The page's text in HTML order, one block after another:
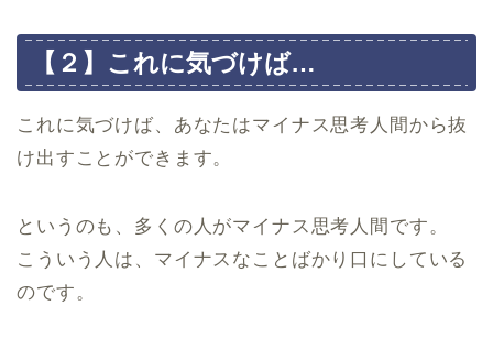
【２】これに気づけば…
これに気づけば、あなたはマイナス思考人間から抜
け出すことができます。
というのも、多くの人がマイナス思考人間です。
こういう人は、マイナスなことばかり口にしている
のです。